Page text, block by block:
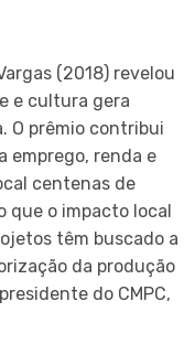
(2018) revelou
e cultura gera
O prêmio contribui
emprego, renda e
centenas de
que o impacto local
têm buscado a
da produção
do CMPC,